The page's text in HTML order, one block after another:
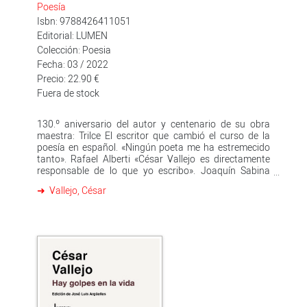
Poesía
Isbn: 9788426411051
Editorial: LUMEN
Colección: Poesia
Fecha: 03 / 2022
Precio: 22.90 €
Fuera de stock
130.º aniversario del autor y centenario de su obra
maestra: Trilce El escritor que cambió el curso de la
poesía en español. «Ningún poeta me ha estremecido
tanto». Rafael Alberti «César Vallejo es directamente
responsable de lo que yo escribo». Joaquín Sabina
en español más importantes de todos los tiempos. Su
Vanguardia). Aunque partió del modernismo, pronto
avanzó hacia la búsqueda de nuevas posibilidades
expresivas. Con Trilce #«el más radical de los libros en
lengua española» (Julio Ortega)# Vallejo alcanzó a
crear un nuevo lenguaje poético que lo situó como una
de las cumbres de la poesía de vanguardia a escala
Vallejo, César